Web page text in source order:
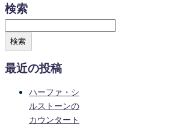
検索
検索
最近の投稿
ハーファ・シ
ルストーンの
カウンタート